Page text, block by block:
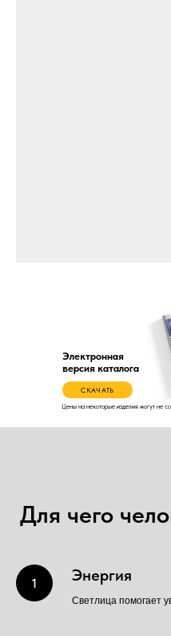
Электронная
версия каталога
СКАЧАТЬ
Цены на некоторые изделия могут не
Для чего
Энергия
Светлица помогает